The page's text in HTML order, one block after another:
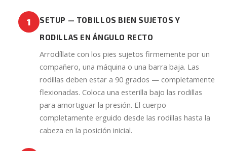
1
SETUP — TOBILLOS BIEN SUJETOS Y
RODILLAS EN ÁNGULO RECTO
Arrodíllate con los pies sujetos firmemente por un
compañero, una máquina o una barra baja. Las
rodillas deben estar a 90 grados — completamente
flexionadas. Coloca una esterilla bajo las rodillas
para amortiguar la presión. El cuerpo
completamente erguido desde las rodillas hasta la
cabeza en la posición inicial.